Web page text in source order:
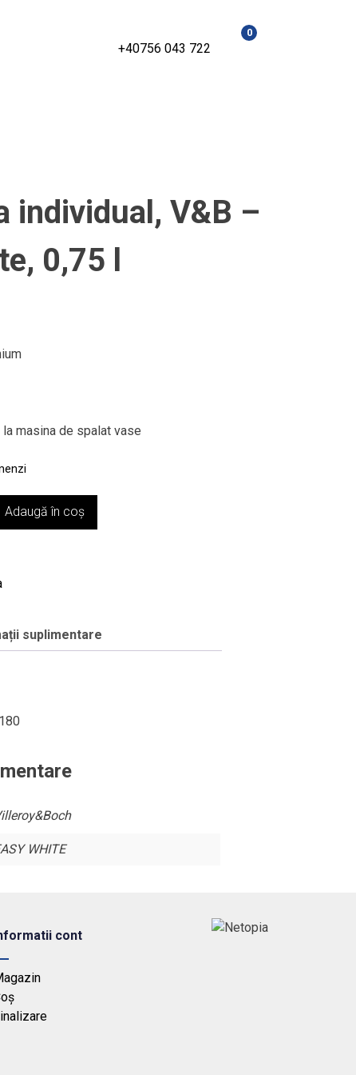
+40756 043 722
0
individual, V&B –
0,75 l
masina de spalat vase
Adaugă în coș
suplimentare
WHITE
cont